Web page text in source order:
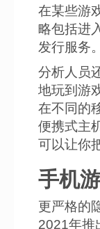
在某些游
略包括进
发行服务。
分析人员
地玩到游
在不同的
便携式主
可以让你
手机
更严格的
2021年推